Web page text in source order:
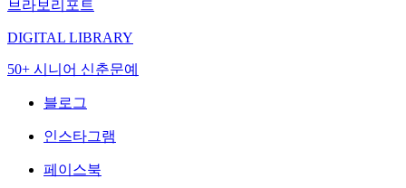
브라보리포트
DIGITAL LIBRARY
50+ 시니어 신춘문예
블로그
인스타그램
페이스북